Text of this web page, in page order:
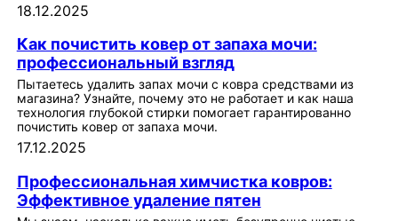
18.12.2025
Как почистить ковер от запаха мочи:
профессиональный взгляд
Пытаетесь удалить запах мочи с ковра средствами из
магазина? Узнайте, почему это не работает и как наша
технология глубокой стирки помогает гарантированно
почистить ковер от запаха мочи.
17.12.2025
Профессиональная химчистка ковров:
Эффективное удаление пятен